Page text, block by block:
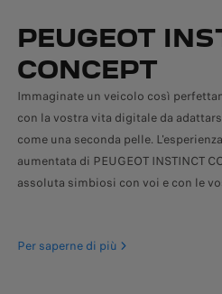
PEUGEOT
CONCEPT
Immaginate un veicolo così
con la vostra vita digitale da
come una seconda pelle.
aumentata di PEUGEOT INSTINCT
assoluta simbiosi con voi e con le
Per saperne di più